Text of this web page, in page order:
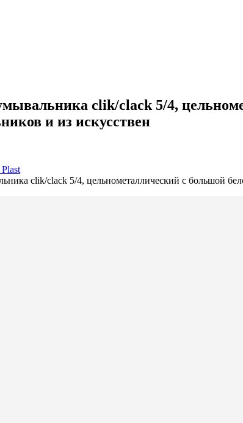
clik/clack 5/4,
и из искусствен
clik/clack 5/4, цельнометаллический с большой